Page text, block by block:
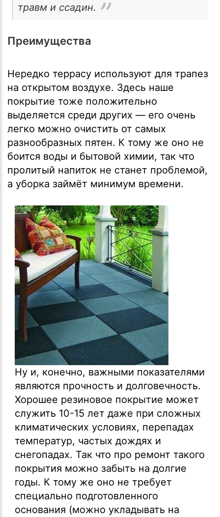
травм и ссадин.
Преимущества
Нередко террасу используют для трапез
на открытом воздухе. Здесь наше
покрытие тоже положительно
выделяется среди других — его очень
легко можно очистить от самых
разнообразных пятен. К тому же оно не
боится воды и бытовой химии, так что
пролитый напиток не станет проблемой,
а уборка займёт минимум времени.
Ну и, конечно, важными показателями
являются прочность и долговечность.
Хорошее резиновое покрытие может
служить 10-15 лет даже при сложных
климатических условиях, перепадах
температур, частых дождях и
снегопадах. Так что про ремонт такого
покрытия можно забыть на долгие
годы. К тому же оно не требует
специально подготовленного
основания (можно укладывать на